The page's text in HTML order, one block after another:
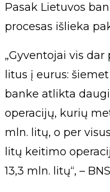
Pasak Lietuvos
procesas išlieka
„Gyventojai vis
litus į eurus:
banke atlikta
operacijų, kurių
mln. litų, o per
litų keitimo
13,3 mln. litų“, –